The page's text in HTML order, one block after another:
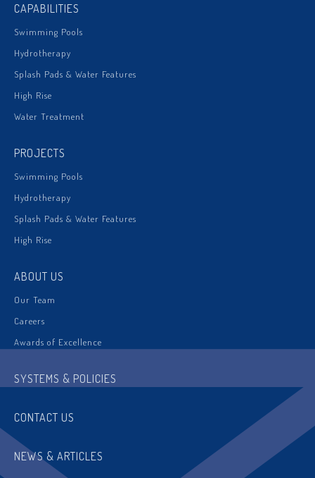
CAPABILITIES
Swimming Pools
Hydrotherapy
Splash Pads & Water Features
High Rise
Water Treatment
PROJECTS
Swimming Pools
Hydrotherapy
Splash Pads & Water Features
High Rise
ABOUT US
Our Team
Careers
Awards of Excellence
SYSTEMS & POLICIES
CONTACT US
NEWS & ARTICLES